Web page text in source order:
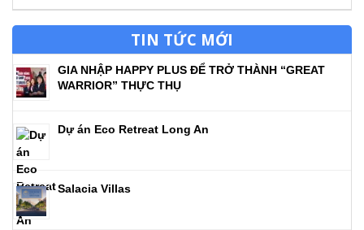
TIN TỨC MỚI
GIA NHẬP HAPPY PLUS ĐỂ TRỞ THÀNH “GREAT
WARRIOR” THỰC THỤ
Dự án Eco Retreat Long An
Salacia Villas